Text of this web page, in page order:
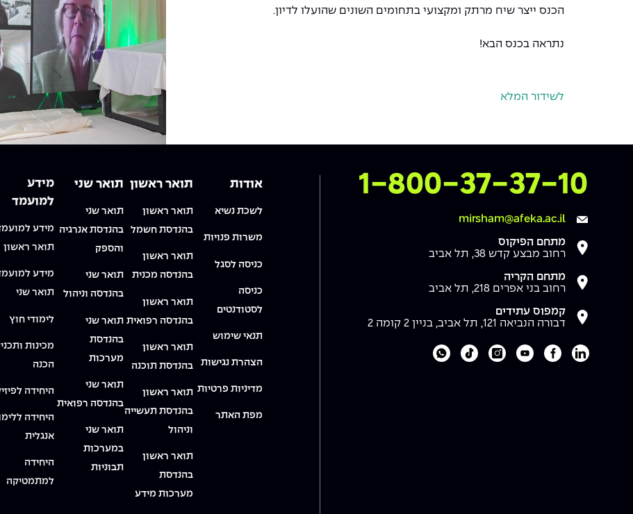
הכנס ייצר שיח מרתק ומקצועי בתחומים השונים שהועלו לדיון.
נתראה בכנס הבא!
לשידור המלא
צרו איתנו קשר
1-800-37-37-10
mirsham@afeka.ac.il
מתחם הפיקוס
רחוב מבצע קדש 38, תל אביב
מתחם הקריה
רחוב בני אפרים 218, תל אביב
קמפוס עתידים
דבורה הנביאה 121, תל אביב, בניין 2 קומה 2
לעמוד הלינקדאין של מכללת אפקה
לעמוד הפייסבוק של מכללת אפקה
לעמוד היוטיוב של מכללת אפקה
לעמוד האינסטגרם של מכללת אפקה
לעמוד הטיקטוק של מכללת אפקה
לוואטסאפ של מכללת אפקה
אודות
לשכת נשיא
משרות פנויות
כניסה לסגל
כניסה
לסטודנטים
תנאי שימוש
הצהרת נגישות
מדיניות פרטיות
מפת האתר
תואר ראשון
תואר ראשון
בהנדסת חשמל
תואר ראשון
בהנדסה מכנית
תואר ראשון
בהנדסה רפואית
תואר ראשון
בהנדסת תוכנה
תואר ראשון
בהנדסת תעשייה
וניהול
תואר ראשון
בהנדסת
מערכות מידע
תואר שני
תואר שני
בהנדסת אנרגיה
והספק
תואר שני
בהנדסה וניהול
תואר שני
בהנדסת
מערכות
תואר שני
בהנדסה רפואית
תואר שני
במערכות
תבוניות
מידע
למועמד
מידע
תואר ראשון
מידע
תואר שני
לימודי חוץ
מכינות
הכנה
היחידה
היחידה
אנגלית
היחידה
למתמטיקה